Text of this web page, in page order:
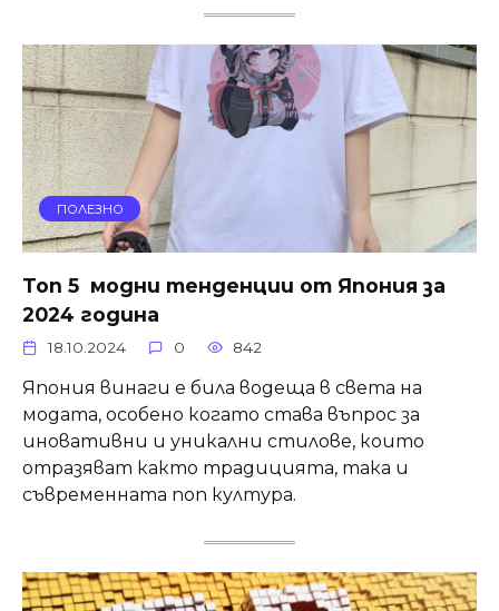
ПОЛЕЗНО
Топ 5 модни тенденции от Япония за
2024 година
18.10.2024 0 842
Япония винаги е била водеща в света на
модата, особено когато става въпрос за
иновативни и уникални стилове, които
отразяват както традицията, така и
съвременната поп култура.